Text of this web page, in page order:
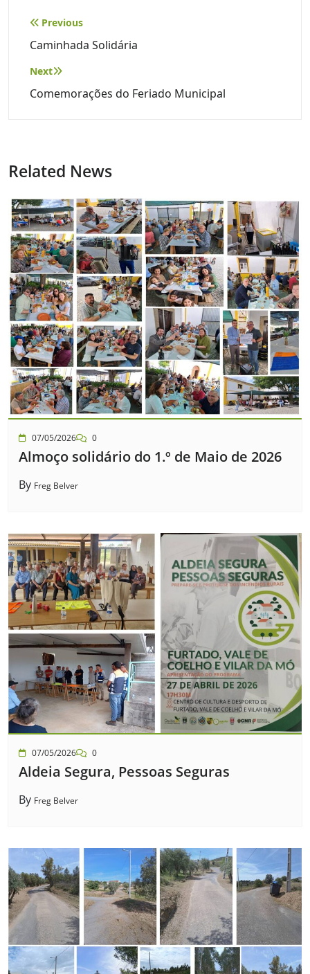
Navegação
de
artigos
Previous
Caminhada Solidária
Next
Comemorações do Feriado Municipal
Related News
07/05/2026 0
Almoço solidário do 1.º de Maio de 2026
By Freg Belver
07/05/2026 0
Aldeia Segura, Pessoas Seguras
By Freg Belver